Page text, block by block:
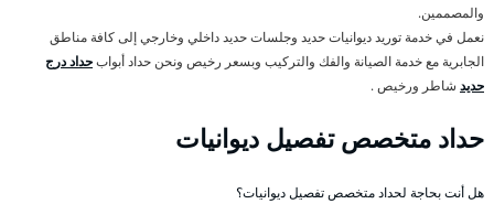
والمصممين.
نعمل في خدمة توريد ديوانيات حديد وجلسات حديد داخلي وخارجي إلى كافة مناطق
الجابرية مع خدمة الصيانة والفك والتركيب وبسعر رخيص ونحن حداد أبوابحداد درج
حديد شاطر ورخيص .
حداد متخصص تفصيل ديوانيات
هل أنت بحاجة لحداد متخصص تفصيل ديوانيات؟